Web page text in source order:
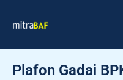
Plafon Gadai